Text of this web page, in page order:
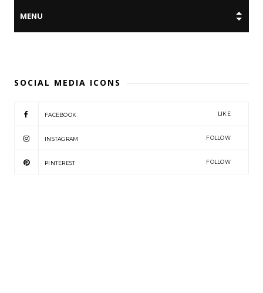
SOCIAL MEDIA ICONS
FACEBOOK LIKE
INSTAGRAM FOLLOW
PINTEREST FOLLOW